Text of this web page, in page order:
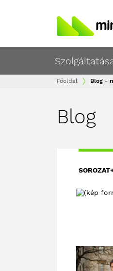
Főoldal Blog -
Blog